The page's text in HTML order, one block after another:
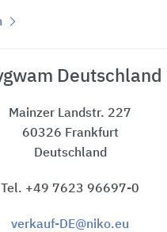
Deutschland
Mainzer Landstr. 227
60326 Frankfurt
Deutschland
Tel. +49 7623 96697-0
verkauf-DE@niko.eu